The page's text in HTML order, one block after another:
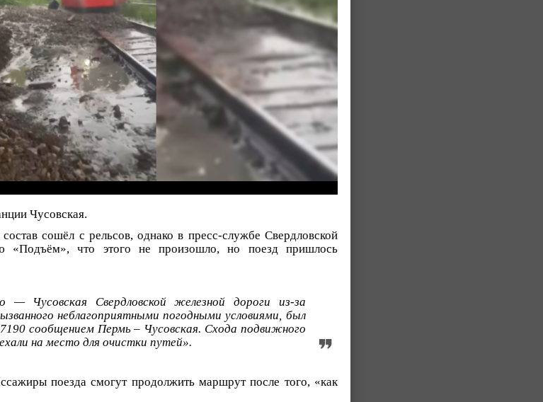
Чусовская.
сошёл с рельсов, однако в пресс-службе Свердловской
«Подъём», что этого не произошло, но поезд пришлось
— Чусовская Свердловской железной дороги из-за
неблагоприятными погодными условиями, был
сообщением Пермь – Чусовская. Схода подвижного
на место для очистки путей».
поезда смогут продолжить маршрут после того, «как